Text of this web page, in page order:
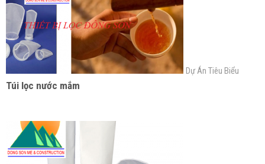
Dự Án Tiêu Biểu
Túi lọc nước mắm